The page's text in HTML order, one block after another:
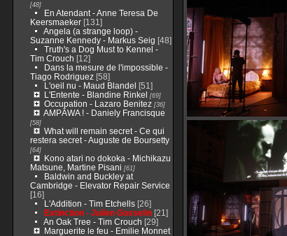
[48]
En Atendant - Anne Teresa De
Keersmaeker[131]
Angela (a strange loop) -
Suzanne Kennedy - Markus Seig [48]
Truth's a Dog Must to Kennel -
Tim Crouch [12]
Dans la mesure de l'impossible -
Tiago Rodriguez[58]
L'oeil nu - Maud Blandel [51]
L'Entente - Blandine Rinkel [69]
Occupation - Lazaro Benitez [36]
AMPĀWA ! - Daniely Francisque
[58]
What will remain secret - Ce qui
restera secret - Auguste de Boursetty
[64]
Kono atari no dokoka - Michikazu
Matsune, Martine Pisani [61]
Baldwin and Buckley at
Cambridge - Elevator Repair Service
[16]
L'Addition - Tim Etchells[26]
Extinction - Julien Gosselin[21]
An Oak Tree - Tim Crouch [29]
Marguerite le feu - Emilie Monnet